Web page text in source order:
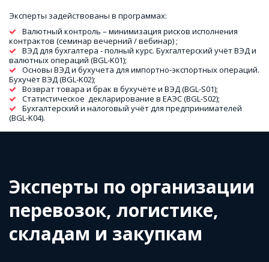
Эксперты задействованы в программах:
Валютный контроль – минимизация рисков исполнения
контрактов (семинар вечерний / вебинар) ;
ВЭД для бухгалтера - полный курс. Бухгалтерский учёт ВЭД и
валютных операций (BGL-K01);
Основы ВЭД и бухучета для импортно-экспортных операций.
Бухучёт ВЭД (BGL-K02);
Возврат товара и брак в бухучёте и ВЭД (BGL-S01);
Статистическое  декларирование в ЕАЭС (BGL-S02);
Бухгалтерский и налоговый учёт для предпринимателей
(BGL-K04).
Эксперты по организации
перевозок, логистике,
складам и закупкам